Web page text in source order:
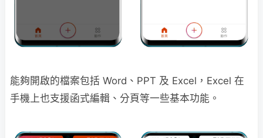
能夠開啟的檔案包括 Word、PPT 及 Excel，Excel 在
手機上也支援函式編輯、分頁等一些基本功能。